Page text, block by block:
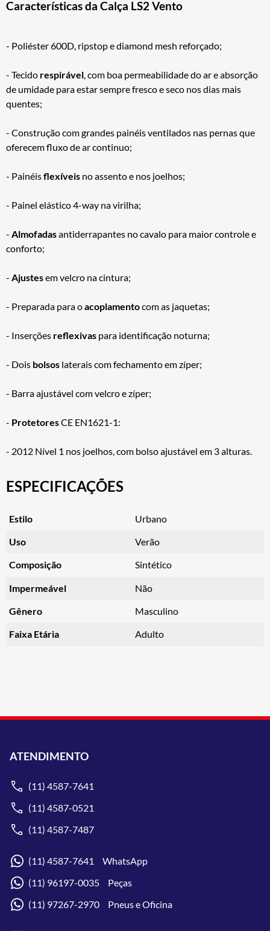
Características da Calça LS2 Vento
- Poliéster 600D, ripstop e diamond mesh reforçado;
- Tecido respirável, com boa permeabilidade do ar e absorção
de umidade para estar sempre fresco e seco nos dias mais
quentes;
- Construção com grandes painéis ventilados nas pernas que
oferecem fluxo de ar continuo;
- Painéisflexíveis no assento e nos joelhos;
- Painel elástico 4-way na virilha;
- Almofadasantiderrapantes no cavalo para maior controle e
conforto;
- Ajustesem velcro na cintura;
- Preparada para oacoplamentocom as jaquetas;
- Inserções reflexivas para identificação noturna;
- Dois bolsos laterais com fechamento em zíper;
- Barra ajustável com velcro e zíper;
- ProtetoresCE EN1621-1:
- 2012 Nível 1 nos joelhos, com bolso ajustável em 3 alturas.
ESPECIFICAÇÕES
Estilo Urbano
Uso Verão
Composição Sintético
Impermeável Não
Gênero Masculino
Faixa Etária Adulto
ATENDIMENTO
(11) 4587-7641
(11) 4587-0521
(11) 4587-7487
(11) 4587-7641 WhatsApp
(11) 96197-0035 Peças
(11) 97267-2970 Pneus e Oficina